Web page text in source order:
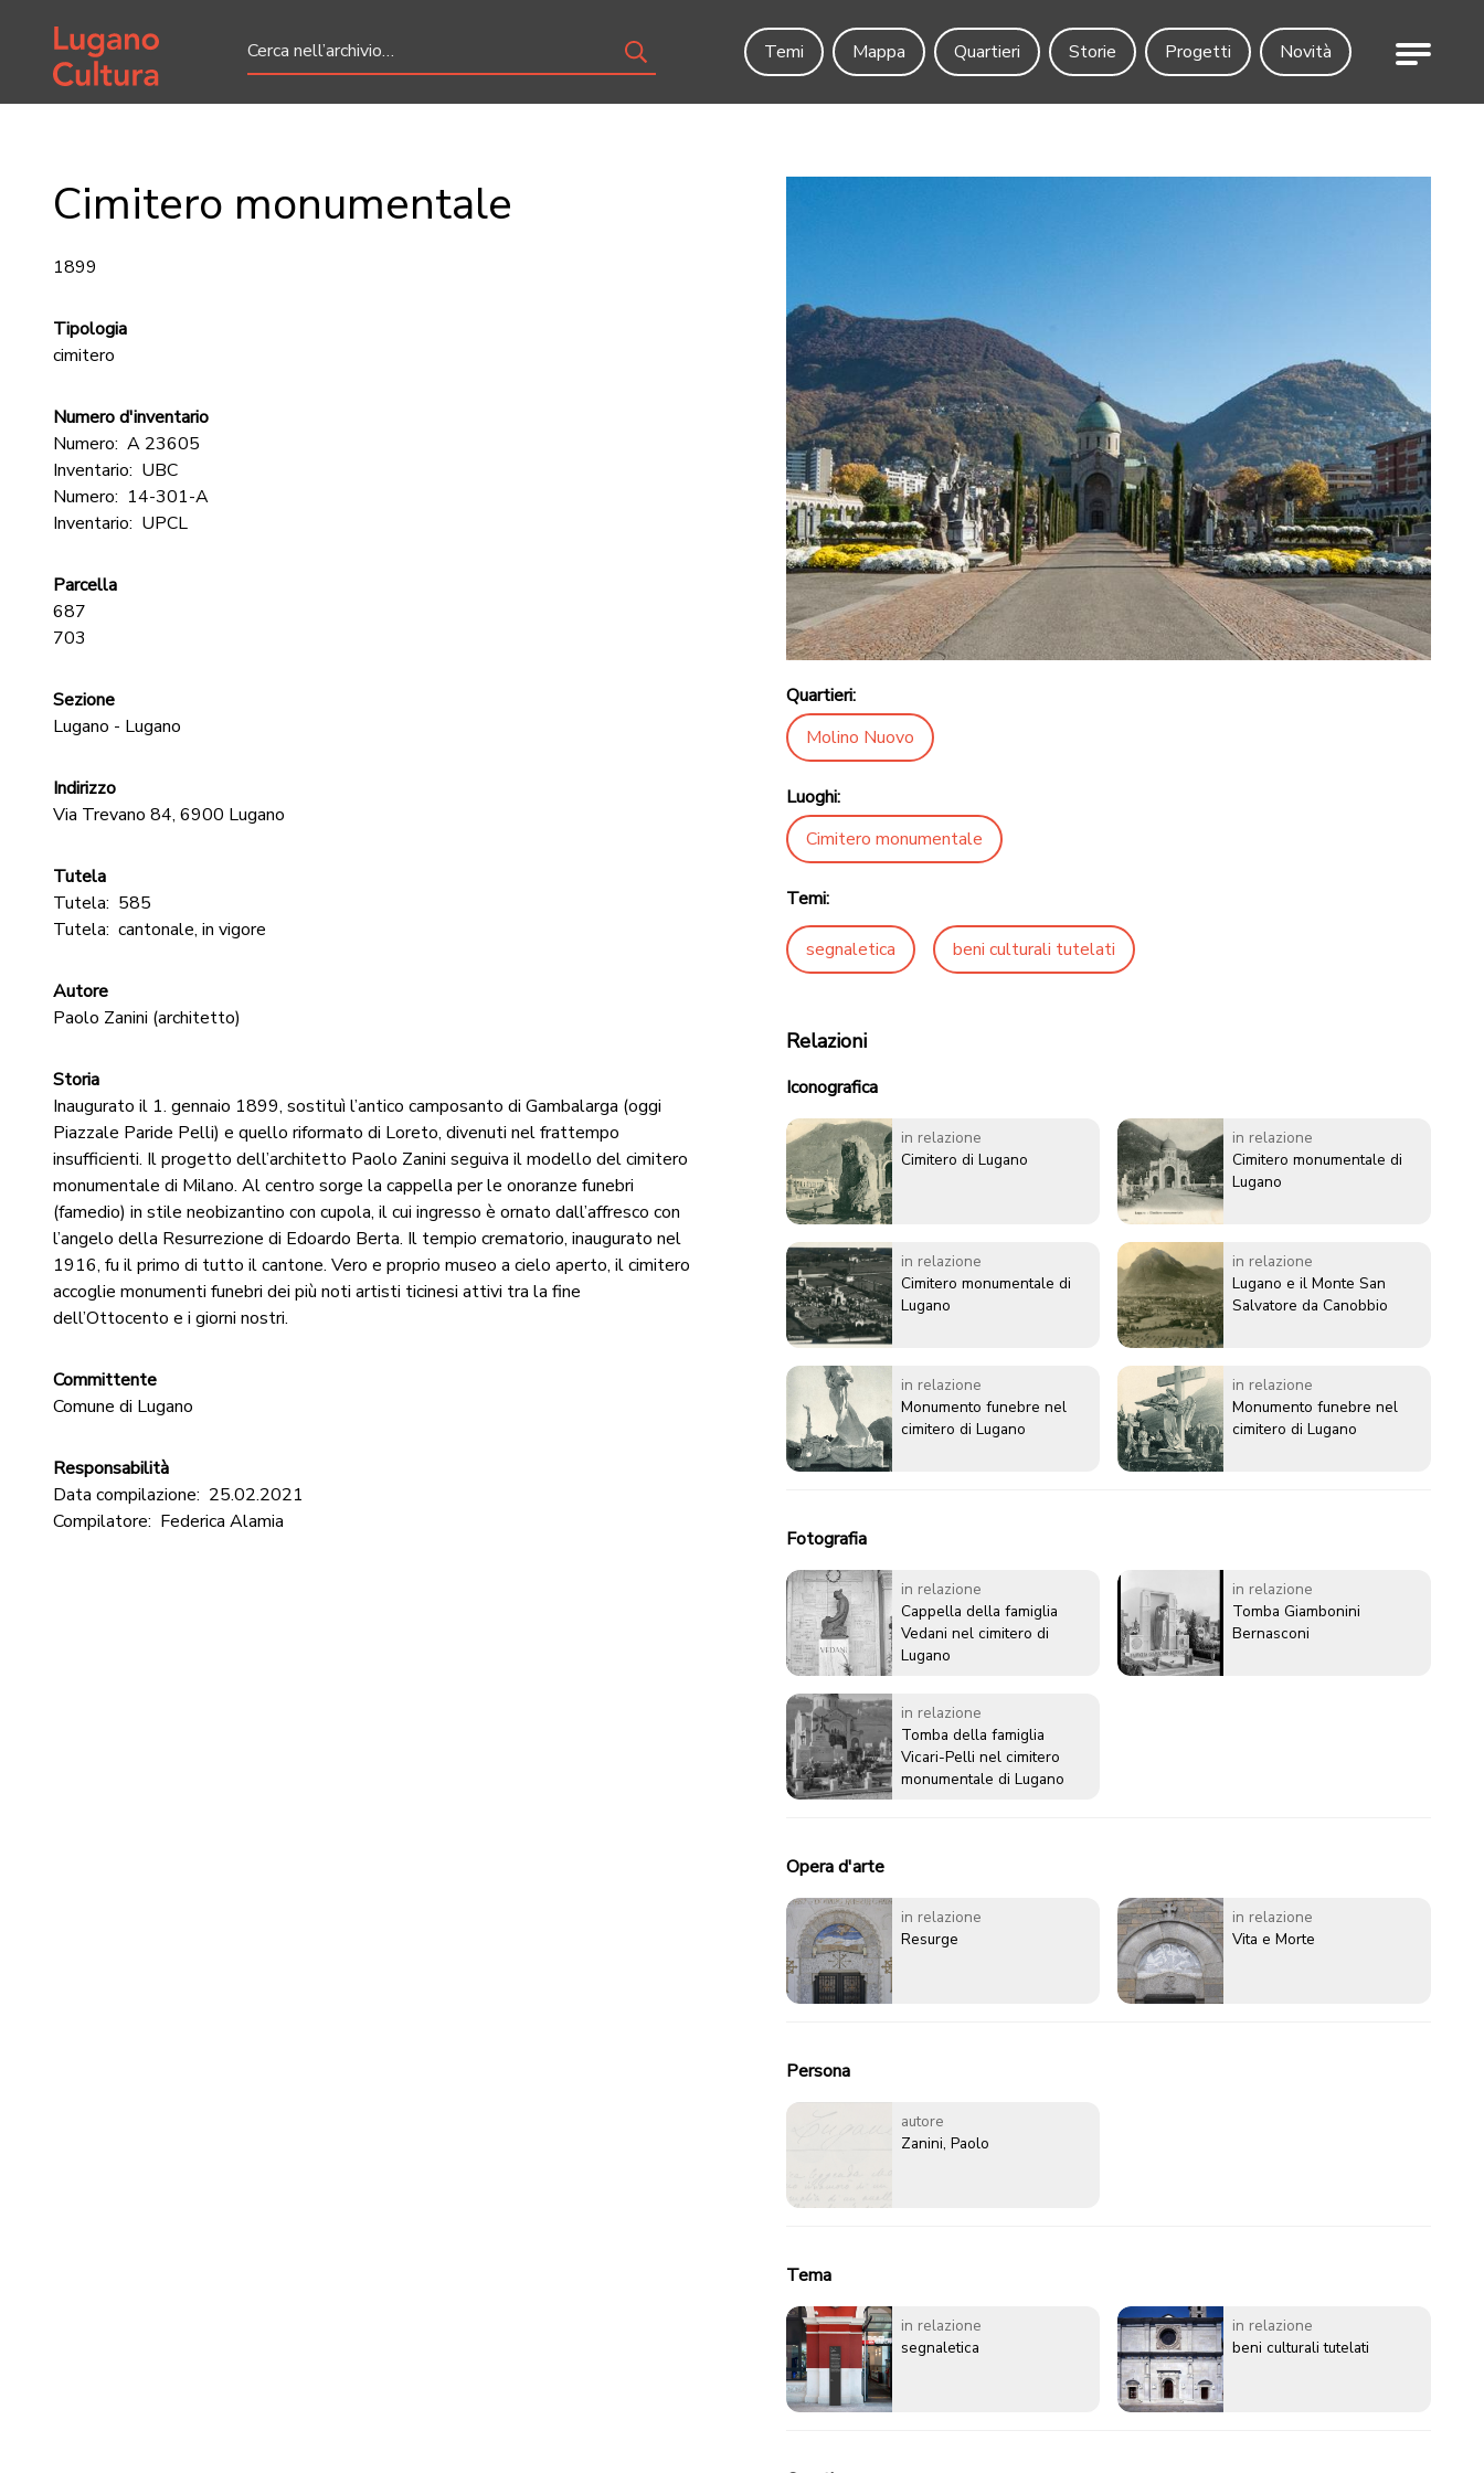
Home page
Temi
Mappa Quartieri Storie Progetti Novità Menu
Cimitero monumentale
1899
Tipologia
cimitero
Numero d'inventario
Numero: A 23605
Inventario: UBC
Numero: 14-301-A
Inventario: UPCL
Parcella
687
703
Sezione
Lugano - Lugano
Indirizzo
Via Trevano 84, 6900 Lugano
Tutela
Tutela: 585
Tutela: cantonale, in vigore
Autore
Paolo Zanini (architetto)
Storia
Inaugurato il 1. gennaio 1899, sostituì l’antico camposanto di Gambalarga (oggi
Piazzale Paride Pelli) e quello riformato di Loreto, divenuti nel frattempo
insufficienti. Il progetto dell’architetto Paolo Zanini seguiva il modello del cimitero
monumentale di Milano. Al centro sorge la cappella per le onoranze funebri
(famedio) in stile neobizantino con cupola, il cui ingresso è ornato dall’affresco con
l’angelo della Resurrezione di Edoardo Berta. Il tempio crematorio, inaugurato nel
1916, fu il primo di tutto il cantone. Vero e proprio museo a cielo aperto, il cimitero
accoglie monumenti funebri dei più noti artisti ticinesi attivi tra la fine
dell’Ottocento e i giorni nostri.
Committente
Comune di Lugano
Responsabilità
Data compilazione: 25.02.2021
Compilatore: Federica Alamia
Quartieri:
Molino Nuovo
Luoghi:
Cimitero monumentale
Temi:
segnaletica beni culturali tutelati
Relazioni
Iconografica
in relazione
Cimitero di Lugano
in relazione
Cimitero monumentale di
Lugano
in relazione
Cimitero monumentale di
Lugano
in relazione
Lugano e il Monte San
Salvatore da Canobbio
in relazione
Monumento funebre nel
cimitero di Lugano
in relazione
Monumento funebre nel
cimitero di Lugano
Fotografia
in relazione
Cappella della famiglia
Vedani nel cimitero di
Lugano
in relazione
Tomba Giambonini
Bernasconi
in relazione
Tomba della famiglia
Vicari-Pelli nel cimitero
monumentale di Lugano
Opera d'arte
in relazione
Resurge
in relazione
Vita e Morte
Persona
autore
Zanini, Paolo
Tema
in relazione
segnaletica
in relazione
beni culturali tutelati